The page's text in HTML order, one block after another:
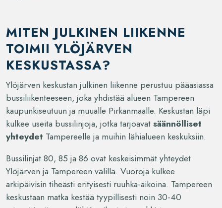
MITEN JULKINEN LIIKENNE
TOIMII YLÖJÄRVEN
KESKUSTASSA?
Ylöjärven keskustan julkinen liikenne perustuu pääasiassa
bussiliikenteeseen, joka yhdistää alueen Tampereen
kaupunkiseutuun ja muualle Pirkanmaalle. Keskustan läpi
kulkee useita bussilinjoja, jotka tarjoavatsäännölliset
yhteydet Tampereelle ja muihin lähialueen keskuksiin.
Bussilinjat 80, 85 ja 86 ovat keskeisimmät yhteydet
Ylöjärven ja Tampereen välillä. Vuoroja kulkee
arkipäivisin tiheästi erityisesti ruuhka-aikoina. Tampereen
keskustaan matka kestää tyypillisesti noin 30-40